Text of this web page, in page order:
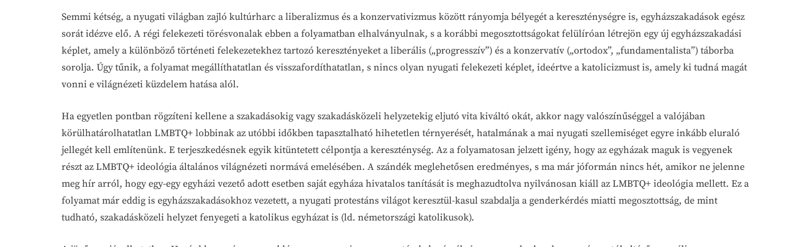
Semmi kétség, a nyugati világban zajló kultúrharc a liberalizmus és a konzervativizmus között rányomja bélyegét a kereszténységre is, egyházszakadások egész
sorát idézve elő. A régi felekezeti törésvonalak ebben a folyamatban elhalványulnak, s a korábbi megosztottságokat felülíróan létrejön egy új egyházszakadási
képlet, amely a különböző történeti felekezetekhez tartozó keresztényeket a liberális („progresszív”) és a konzervatív („ortodox”, „fundamentalista”) táborba
sorolja. Úgy tűnik, a folyamat megállíthatatlan és visszafordíthatatlan, s nincs olyan nyugati felekezeti képlet, ideértve a katolicizmust is, amely ki tudná magát
vonni e világnézeti küzdelem hatása alól.
Ha egyetlen pontban rögzíteni kellene a szakadásokig vagy szakadásközeli helyzetekig eljutó vita kiváltó okát, akkor nagy valószínűséggel a valójában
körülhatárolhatatlan LMBTQ+ lobbinak az utóbbi időkben tapasztalható hihetetlen térnyerését, hatalmának a mai nyugati szellemiséget egyre inkább eluraló
jellegét kell említenünk. E terjeszkedésnek egyik kitüntetett célpontja a kereszténység. Az a folyamatosan jelzett igény, hogy az egyházak maguk is vegyenek
részt az LMBTQ+ ideológia általános világnézeti normává emelésében. A szándék meglehetősen eredményes, s ma már jóformán nincs hét, amikor ne jelenne
meg hír arról, hogy egy-egy egyházi vezető adott esetben saját egyháza hivatalos tanítását is meghazudtolva nyilvánosan kiáll az LMBTQ+ ideológia mellett. Ez a
folyamat már eddig is egyházszakadásokhoz vezetett, a nyugati protestáns világot keresztül-kasul szabdalja a genderkérdés miatti megosztottság, de mint
tudható, szakadásközeli helyzet fenyegeti a katolikus egyházat is (ld. németországi katolikusok).